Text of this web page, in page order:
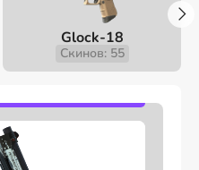
Glock-18
Скинов: 55